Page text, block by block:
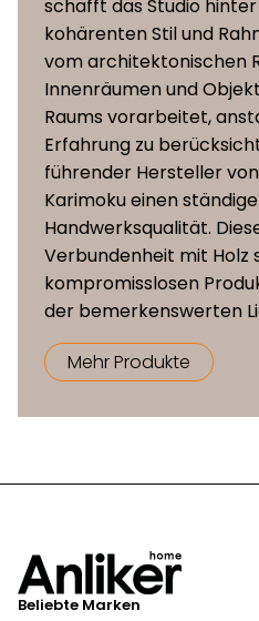
schafft das Studio
kohärenten Stil und
vom architektonischen
Innenräumen und
Raums vorarbeitet,
Erfahrung zu
führender Hersteller
Karimoku einen
Handwerksqualität.
Verbundenheit mit Holz
kompromisslosen
der bemerkenswerten
Mehr Produkte
Beliebte Marken